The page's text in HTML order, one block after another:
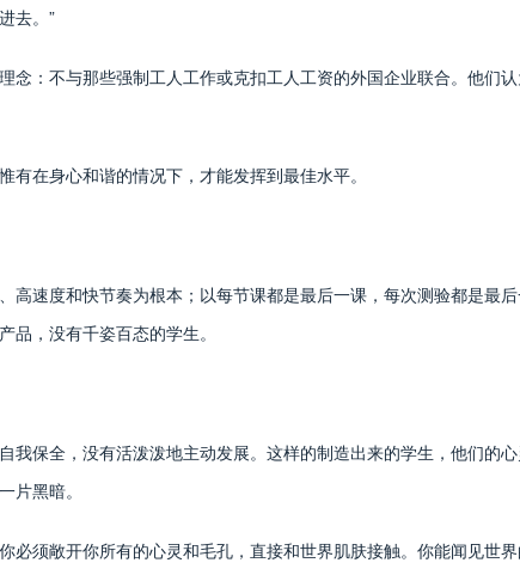
去。”
：不与那些强制工人工作或克扣工人工资的外国企业联合。他们
在身心和谐的情况下，才能发挥到最佳水平。
速度和快节奏为根本；以每节课都是最后一课，每次测验都是最
，没有千姿百态的学生。
保全，没有活泼泼地主动发展。这样的制造出来的学生，他们的
片黑暗。
须敞开你所有的心灵和毛孔，直接和世界肌肤接触。你能闻见世